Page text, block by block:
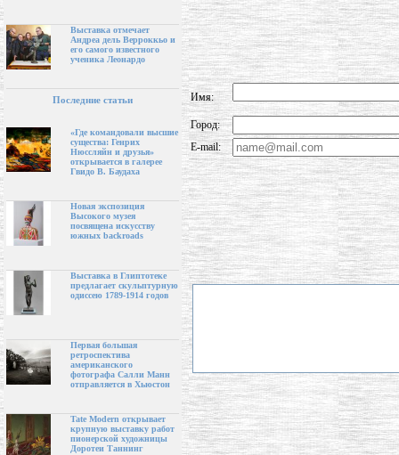
Выставка отмечает
Андреа дель Верроккьо и
его самого известного
ученика Леонардо
Последние статьи
«Где командовали высшие
существа: Генрих
Нюссляйн и друзья»
открывается в галерее
Гвидо В. Баудаха
Новая экспозиция
Высокого музея
посвящена искусству
южных backroads
Выставка в Глиптотеке
предлагает скульптурную
одиссею 1789-1914 годов
Первая большая
ретроспектива
американского
фотографа Салли Манн
отправляется в Хьюстон
Tate Modern открывает
крупную выставку работ
пионерской художницы
Доротеи Таннинг
Имя:
Город:
E-mail: